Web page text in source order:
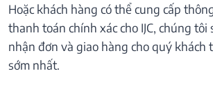
Hoặc khách hàng có thể cung cấp
thanh toán chính xác cho IJC, chúng tôi
nhận đơn và giao hàng cho quý khách
sớm nhất.